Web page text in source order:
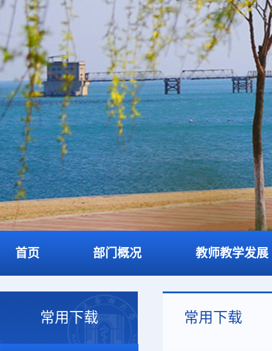
首页 部门概况 教师教学发展
常用下载 常用下载